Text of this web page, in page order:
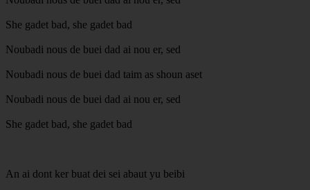
She gadet bad, she gadet bad
Noubadi nous de buei dad ai nou er, sed
Noubadi nous de buei dad taim as shoun aset
Noubadi nous de buei dad ai nou er, sed
She gadet bad, she gadet bad
An ai dont ker buat dei sei abaut yu beibi